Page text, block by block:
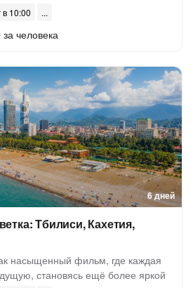
в 10:00
за человека
6 дней
Тбилиси, Кахетия,
насыщенный фильм, где каждая
становясь ещё более яркой